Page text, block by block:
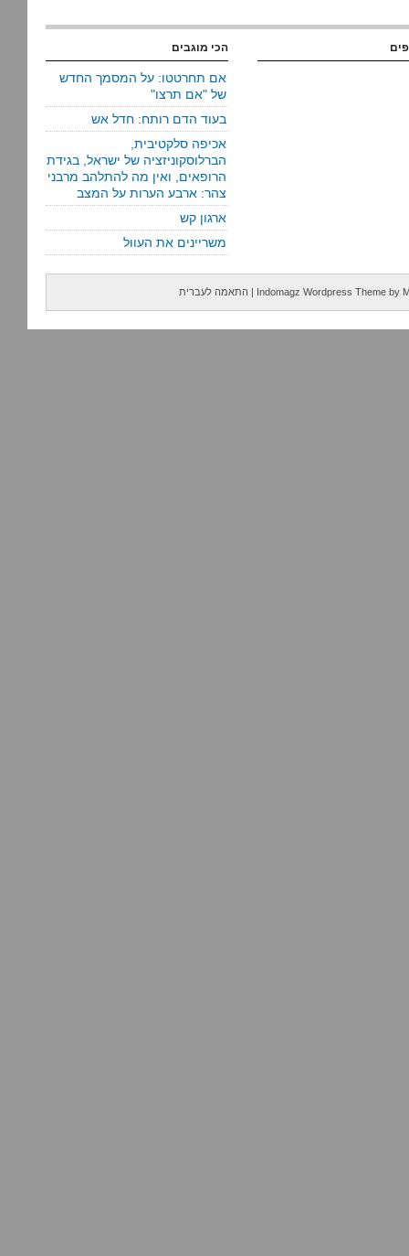
הכי מוגבים
אם תחרטטו: על המסמך החדש
של "אם תרצו"
בעוד הדם רותח: חדל אש
אכיפה סלקטיבית,
הברלוסקוניזציה של ישראל, בגידת
הרופאים, ואין מה להתלהב מרבני
צהר: ארבע הערות על המצב
ארגון קש
משריינים את העוול
Indomagz Wordpress Theme by
| התאמה לעברית